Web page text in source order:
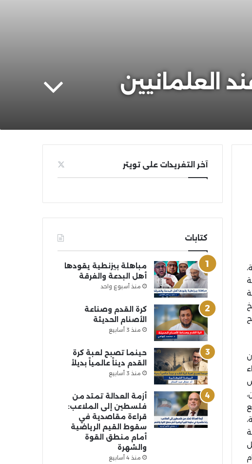
العلمانيين
آخر التغريدات على تويتر
كتابات
مباهلة بيزنطية يقودها
أهل البدعة والفرقة
منذ أسبوع واحد
كرة القدم وصناعة
الأصنام الحديثة
منذ 3 أسابيع
حينما تصبح لعبة كرة
القدم ديناً عالمياً بديلاً
منذ 3 أسابيع
أزمة العدالة تمتد من
فلسطين إلى الملاعب:
قراءة مقاصدية في
سقوط القيم الرياضية
أمام منطق القوة
والشهرة
منذ 4 أسابيع